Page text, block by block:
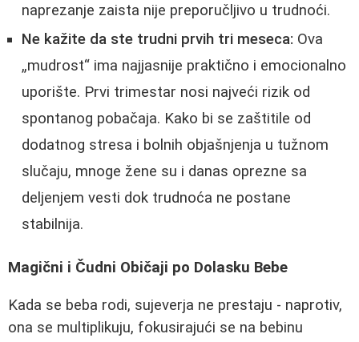
naprezanje zaista nije preporučljivo u trudnoći.
Ne kažite da ste trudni prvih tri meseca: Ova
„mudrost“ ima najjasnije praktično i emocionalno
uporište. Prvi trimestar nosi najveći rizik od
spontanog pobačaja. Kako bi se zaštitile od
dodatnog stresa i bolnih objašnjenja u tužnom
slučaju, mnoge žene su i danas oprezne sa
deljenjem vesti dok trudnoća ne postane
stabilnija.
Magični i Čudni Običaji po Dolasku Bebe
Kada se beba rodi, sujeverja ne prestaju - naprotiv,
ona se multiplikuju, fokusirajući se na bebinu